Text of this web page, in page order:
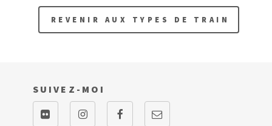
REVENIR AUX TYPES DE TRAIN
SUIVEZ-MOI